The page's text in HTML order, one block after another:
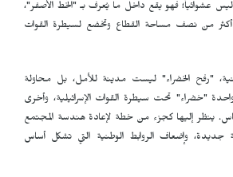
ليس عشوائياً؛ فهو يقع داخل ما يُعرف بـ "الخط الأصفر"،
من نصف مساحة القطاع وتخضع لسيطرة القوات
"رفح الخضراء" ليست مدينة للأمل، بل محاولة
"خضراء" تحت سيطرة القوات الإسرائيلية، وأخرى
ينظر إليها كجزء من خطة لإعادة هندسة المجتمع
جديدة، وإضعاف الروابط الوطنية التي تشكل أساس